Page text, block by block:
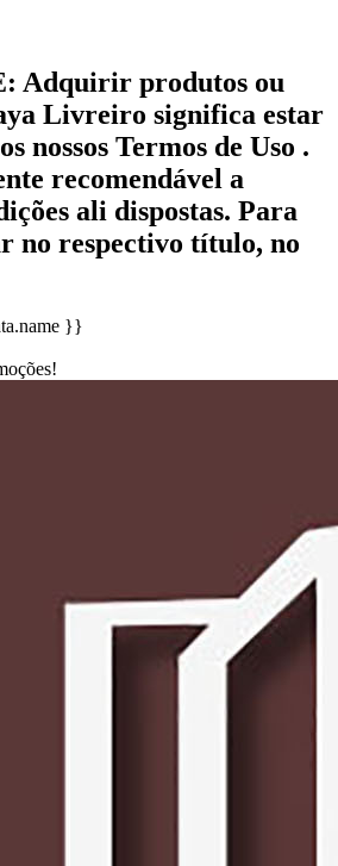
Adquirir produtos ou
Livreiro significa estar
nossos Termos de Uso .
recomendável a
ali dispostas. Para
no respectivo título, no
}}